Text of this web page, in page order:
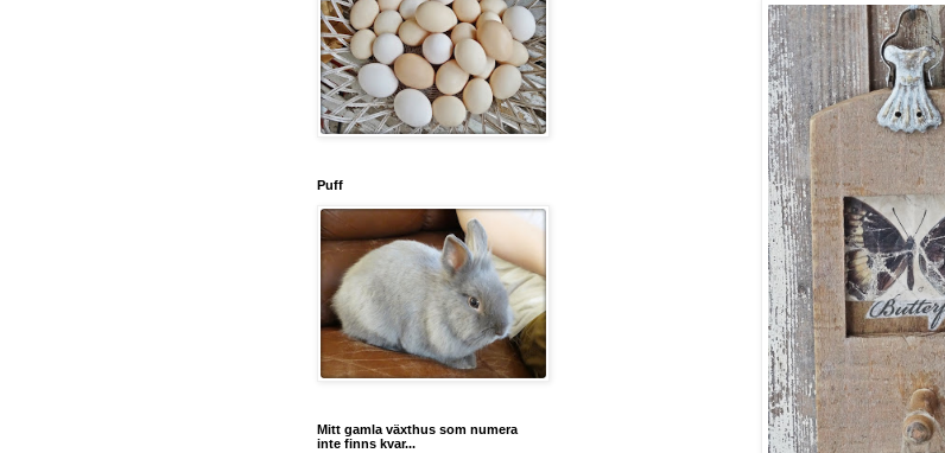
Puff
Mitt gamla växthus som numera
inte finns kvar...